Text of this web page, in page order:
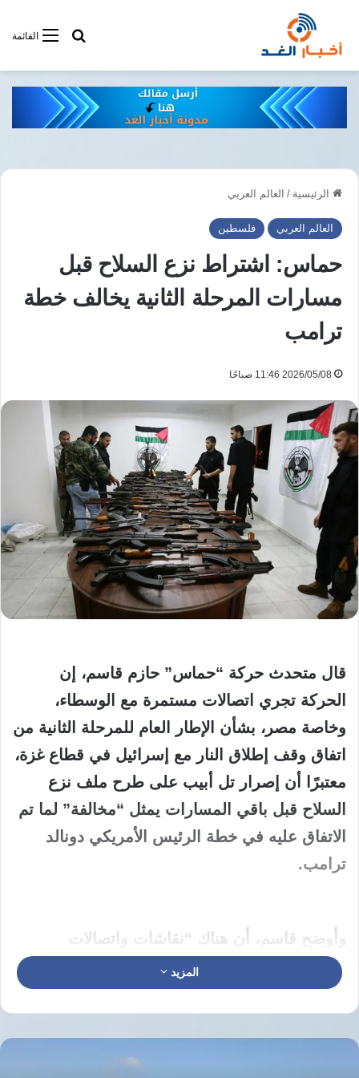
القائمةأبحت فى
الرئيسية / العالم العربي
العالم العربي فلسطين
حماس: اشتراط نزع السلاح قبل
مسارات المرحلة الثانية يخالف خطة
ترامب
2026/05/08 11:46 صباحًا
قال متحدث حركة “حماس” حازم قاسم، إن
الحركة تجري اتصالات مستمرة مع الوسطاء،
وخاصة مصر، بشأن الإطار العام للمرحلة الثانية من
اتفاق وقف إطلاق النار مع إسرائيل في قطاع غزة،
معتبرًا أن إصرار تل أبيب على طرح ملف نزع
السلاح قبل باقي المسارات يمثل “مخالفة” لما تم
الاتفاق عليه في خطة الرئيس الأمريكي دونالد
ترامب.
وأوضح قاسم، أن هناك “نقاشات واتصالات
مستمرة مع الوسطاء، خاصة مع الأشقاء في مصر،
لإيجاد مقاربات معقولة فيما يتعلق بالإطار العام
المزيد